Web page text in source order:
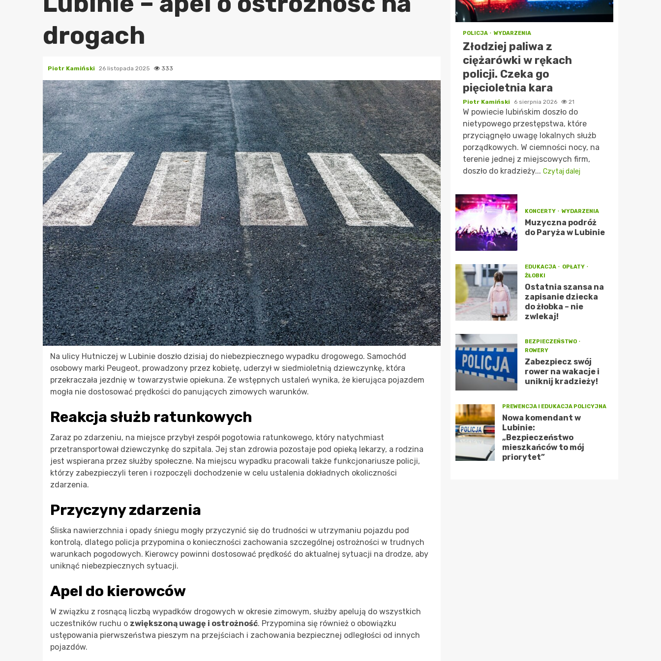
drogach
Piotr Kamiński 26 listopada 2025 333
Na ulicy Hutniczej w Lubinie doszło dzisiaj do niebezpiecznego wypadku drogowego. Samochód
osobowy marki Peugeot, prowadzony przez kobietę, uderzył w siedmioletnią dziewczynkę, która
przekraczała jezdnię w towarzystwie opiekuna. Ze wstępnych ustaleń wynika, że kierująca pojazdem
mogła nie dostosować prędkości do panujących zimowych warunków.
Reakcja służb ratunkowych
Zaraz po zdarzeniu, na miejsce przybył zespół pogotowia ratunkowego, który natychmiast
przetransportował dziewczynkę do szpitala. Jej stan zdrowia pozostaje pod opieką lekarzy, a rodzina
jest wspierana przez służby społeczne. Na miejscu wypadku pracowali także funkcjonariusze policji,
którzy zabezpieczyli teren i rozpoczęli dochodzenie w celu ustalenia dokładnych okoliczności
zdarzenia.
Przyczyny zdarzenia
Śliska nawierzchnia i opady śniegu mogły przyczynić się do trudności w utrzymaniu pojazdu pod
kontrolą, dlatego policja przypomina o konieczności zachowania szczególnej ostrożności w trudnych
warunkach pogodowych. Kierowcy powinni dostosować prędkość do aktualnej sytuacji na drodze, aby
uniknąć niebezpiecznych sytuacji.
Apel do kierowców
W związku z rosnącą liczbą wypadków drogowych w okresie zimowym, służby apelują do wszystkich
uczestników ruchu o zwiększoną uwagę i ostrożność. Przypomina się również o obowiązku
ustępowania pierwszeństwa pieszym na przejściach i zachowania bezpiecznej odległości od innych
pojazdów.
POLICJA WYDARZENIA
Złodziej paliwa z
ciężarówki w rękach
policji. Czeka go
pięcioletnia kara
Piotr Kamiński 6 sierpnia 2026 21
W powiecie lubińskim doszło do
nietypowego przestępstwa, które
przyciągnęło uwagę lokalnych służb
porządkowych. W ciemności nocy, na
terenie jednej z miejscowych firm,
doszło do kradzieży... Czytaj dalej
KONCERTY WYDARZENIA
Muzyczna podróż
do Paryża w Lubinie
EDUKACJA
OPŁATY
ŻŁOBKI
Ostatnia szansa na
zapisanie dziecka
do żłobka – nie
zwlekaj!
BEZPIECZEŃSTWO
ROWERY
Zabezpiecz swój
rower na wakacje i
uniknij kradzieży!
PREWENCJA I EDUKACJA POLICYJNA
Nowa komendant w
Lubinie:
„Bezpieczeństwo
mieszkańców to mój
priorytet”